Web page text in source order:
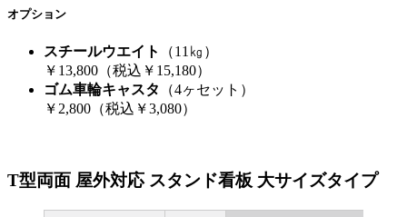
オプション
スチールウエイト
（11㎏）
￥13,800（税込￥15,180）
ゴム車輪キャスタ
（4ヶセット）
￥2,800（税込￥3,080）
T型両面 屋外対応 スタンド看板 大サイズタイプ